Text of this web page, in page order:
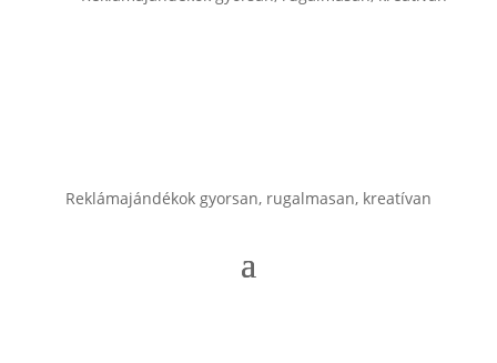
Reklámajándékok gyorsan, rugalmasan, kreatívan